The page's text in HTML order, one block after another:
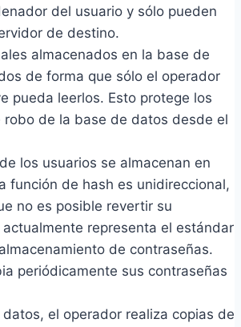
del usuario y sólo pueden
de destino.
almacenados en la base de
de forma que sólo el operador
pueda leerlos. Esto protege los
robo de la base de datos desde el
los usuarios se almacenan en
función de hash es unidireccional,
no es posible revertir su
representa el estándar
de contraseñas.
periódicamente sus contraseñas
el operador realiza copias de